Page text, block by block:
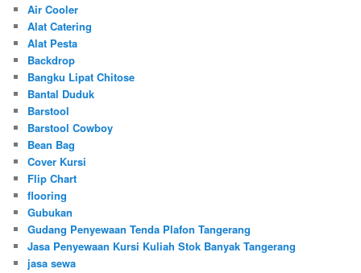
Air Cooler
Alat Catering
Alat Pesta
Backdrop
Bangku Lipat Chitose
Bantal Duduk
Barstool
Barstool Cowboy
Bean Bag
Cover Kursi
Flip Chart
flooring
Gubukan
Gudang Penyewaan Tenda Plafon Tangerang
Jasa Penyewaan Kursi Kuliah Stok Banyak Tangerang
jasa sewa